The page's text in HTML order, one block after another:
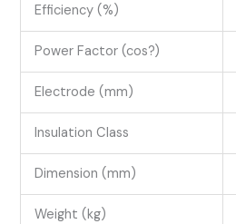
Efficiency (%)
Power Factor (cos?)
Electrode (mm)
Insulation Class
Dimension (mm)
Weight (kg)